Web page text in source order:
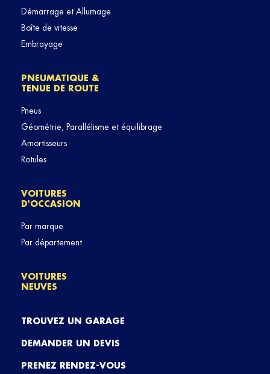
Démarrage et Allumage
Boîte de vitesse
Embrayage
PNEUMATIQUE &
TENUE DE ROUTE
Pneus
Géométrie, Parallélisme et équilibrage
Amortisseurs
Rotules
VOITURES
D'OCCASION
Par marque
Par département
VOITURES
NEUVES
TROUVEZ UN GARAGE
DEMANDER UN DEVIS
PRENEZ RENDEZ-VOUS